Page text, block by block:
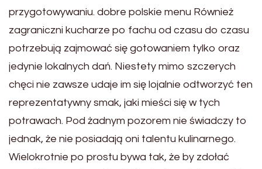
przygotowywaniu. dobre polskie menu Również
zagraniczni kucharze po fachu od czasu do czasu
potrzebują zajmować się gotowaniem tylko oraz
jedynie lokalnych dań. Niestety mimo szczerych
chęci nie zawsze udaje im się lojalnie odtworzyć ten
reprezentatywny smak, jaki mieści się w tych
potrawach. Pod żadnym pozorem nie świadczy to
jednak, że nie posiadają oni talentu kulinarnego.
Wielokrotnie po prostu bywa tak, że by zdołać